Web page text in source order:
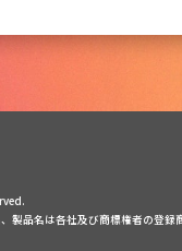
品名は各社及び商標権者の登録